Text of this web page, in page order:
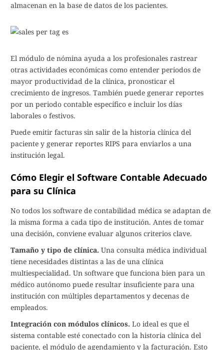
almacenan en la base de datos de los pacientes.
El módulo de nómina ayuda a los profesionales rastrear
otras actividades económicas como entender periodos de
mayor productividad de la clínica, pronosticar el
crecimiento de ingresos. También puede generar reportes
por un periodo contable específico e incluir los días
laborales o festivos.
Puede emitir facturas sin salir de la historia clínica del
paciente y generar reportes RIPS para enviarlos a una
institución legal.
Cómo Elegir el Software Contable Adecuado
para su Clínica
No todos los software de contabilidad médica se adaptan de
la misma forma a cada tipo de institución. Antes de tomar
una decisión, conviene evaluar algunos criterios clave.
Tamaño y tipo de clínica. Una consulta médica individual
tiene necesidades distintas a las de una clínica
multiespecialidad. Un software que funciona bien para un
médico autónomo puede resultar insuficiente para una
institución con múltiples departamentos y decenas de
empleados.
Integración con módulos clínicos. Lo ideal es que el
sistema contable esté conectado con la historia clínica del
paciente, el módulo de agendamiento y la facturación. Esto